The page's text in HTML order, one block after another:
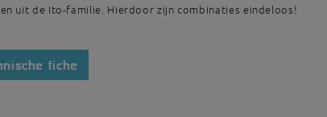
uit de Ito-familie. Hierdoor zijn combinaties eindeloos!
fiche